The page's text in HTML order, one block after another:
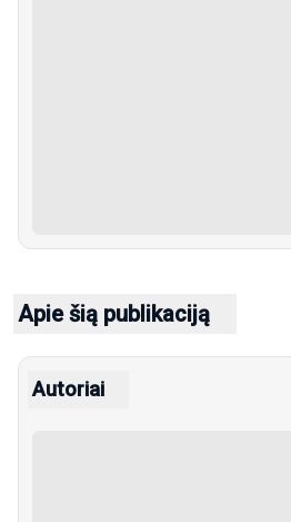
Apie šią publikaciją
Autoriai